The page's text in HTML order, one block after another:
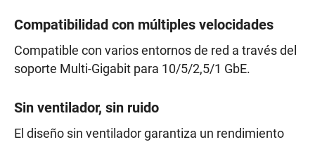
Compatibilidad con múltiples velocidades
Compatible con varios entornos de red a través del
soporte Multi-Gigabit para 10/5/2,5/1 GbE.
Sin ventilador, sin ruido
El diseño sin ventilador garantiza un rendimiento